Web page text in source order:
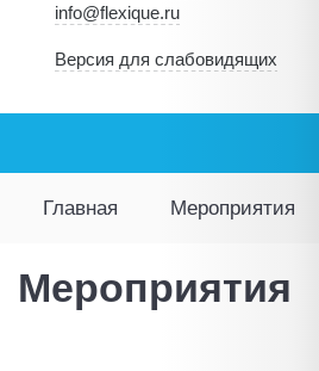
info@flexique.ru
Версия для слабовидящих
Главная Мероприятия
Мероприятия